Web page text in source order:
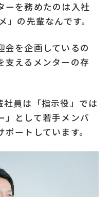
ーを務めたのは入社
の先輩なんです。
会を企画しているの
支えるメンターの存
社員は「指示役」では
」として若手メンバ
ートしています。